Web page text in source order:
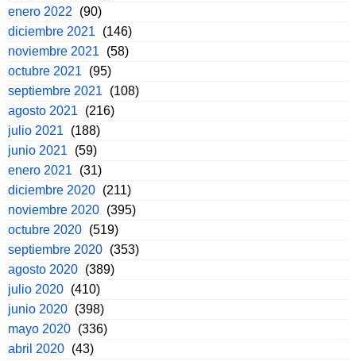
enero 2022
(90)
diciembre 2021
(146)
noviembre 2021
(58)
octubre 2021
(95)
septiembre 2021
(108)
agosto 2021
(216)
julio 2021
(188)
junio 2021
(59)
enero 2021
(31)
diciembre 2020 (211)
noviembre 2020 (395)
octubre 2020 (519)
septiembre 2020 (353)
agosto 2020 (389)
julio 2020 (410)
junio 2020 (398)
mayo 2020 (336)
abril 2020 (43)